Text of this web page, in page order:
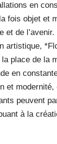
en
fois objet et
et de l’avenir.
artistique,
place de la
en
et
peuvent
à la